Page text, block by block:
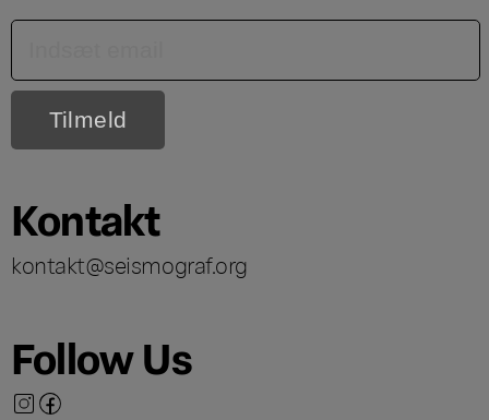
Kontakt
kontakt@seismograf.org
Follow Us